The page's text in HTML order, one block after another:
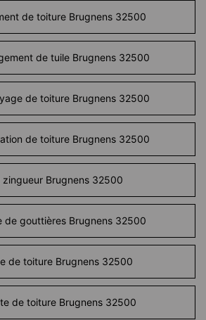
de toiture Brugnens 32500
de tuile Brugnens 32500
de toiture Brugnens 32500
de toiture Brugnens 32500
zingueur Brugnens 32500
de gouttières Brugnens 32500
de toiture Brugnens 32500
de toiture Brugnens 32500